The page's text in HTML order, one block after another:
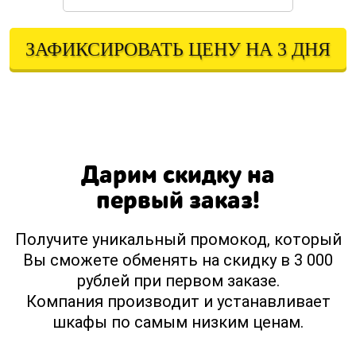
ЗАФИКСИРОВАТЬ ЦЕНУ НА 3 ДНЯ
Оставляя свои контактные данные, вы подтверждаете свое совершеннолетие,
Дарим скидку на
первый заказ!
Получите уникальный промокод, который
Вы сможете обменять на скидку в 3 000
рублей при первом заказе.
Компания производит и устанавливает
шкафы по самым низким ценам.